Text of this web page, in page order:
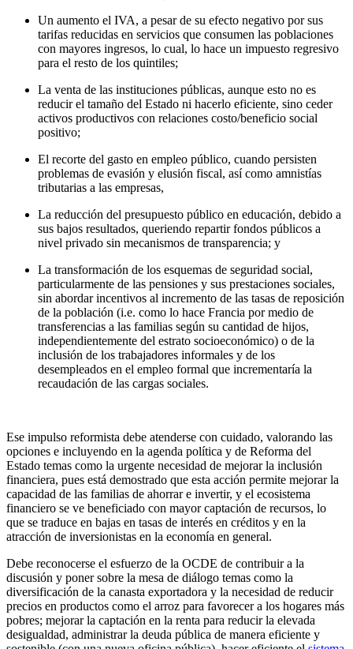
Un aumento el IVA, a pesar de su efecto negativo por sus
tarifas reducidas en servicios que consumen las poblaciones
con mayores ingresos, lo cual, lo hace un impuesto regresivo
para el resto de los quintiles;
La venta de las instituciones públicas, aunque esto no es
reducir el tamaño del Estado ni hacerlo eficiente, sino ceder
activos productivos con relaciones costo/beneficio social
positivo;
El recorte del gasto en empleo público, cuando persisten
problemas de evasión y elusión fiscal, así como amnistías
tributarias a las empresas,
La reducción del presupuesto público en educación, debido a
sus bajos resultados, queriendo repartir fondos públicos a
nivel privado sin mecanismos de transparencia; y
La transformación de los esquemas de seguridad social,
particularmente de las pensiones y sus prestaciones sociales,
sin abordar incentivos al incremento de las tasas de reposición
de la población (i.e. como lo hace Francia por medio de
transferencias a las familias según su cantidad de hijos,
independientemente del estrato socioeconómico) o de la
inclusión de los trabajadores informales y de los
desempleados en el empleo formal que incrementaría la
recaudación de las cargas sociales.
Ese impulso reformista debe atenderse con cuidado, valorando las
opciones e incluyendo en la agenda política y de Reforma del
Estado temas como la urgente necesidad de mejorar la inclusión
financiera, pues está demostrado que esta acción permite mejorar la
capacidad de las familias de ahorrar e invertir, y el ecosistema
financiero se ve beneficiado con mayor captación de recursos, lo
que se traduce en bajas en tasas de interés en créditos y en la
atracción de inversionistas en la economía en general.
Debe reconocerse el esfuerzo de la OCDE de contribuir a la
discusión y poner sobre la mesa de diálogo temas como la
diversificación de la canasta exportadora y la necesidad de reducir
precios en productos como el arroz para favorecer a los hogares más
pobres; mejorar la captación en la renta para reducir la elevada
desigualdad, administrar la deuda pública de manera eficiente y